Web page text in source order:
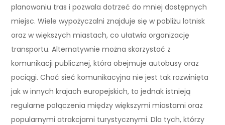
planowaniu tras i pozwala dotrzeć do mniej dostępnych
miejsc. Wiele wypożyczalni znajduje się w pobliżu lotnisk
oraz w większych miastach, co ułatwia organizację
transportu. Alternatywnie można skorzystać z
komunikacji publicznej, która obejmuje autobusy oraz
pociągi. Choć sieć komunikacyjna nie jest tak rozwinięta
jak w innych krajach europejskich, to jednak istnieją
regularne połączenia między większymi miastami oraz
popularnymi atrakcjami turystycznymi. Dla tych, którzy